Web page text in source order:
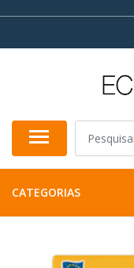
CATEGORIAS